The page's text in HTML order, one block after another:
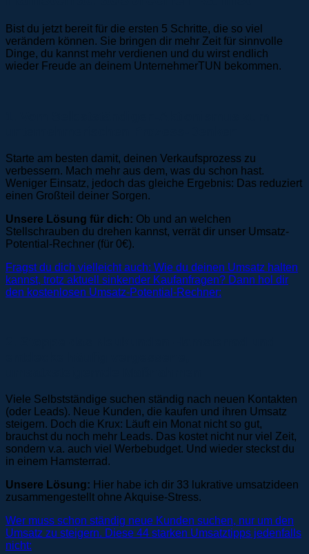
Bist du jetzt bereit für die ersten 5 Schritte, die so viel
verändern können. Sie bringen dir mehr Zeit für sinnvolle
Dinge, du kannst mehr verdienen und du wirst endlich
wieder Freude an deinem UnternehmerTUN bekommen.
Starte am besten damit, deinen Verkaufsprozess zu
verbessern. Mach mehr aus dem, was du schon hast.
Weniger Einsatz, jedoch das gleiche Ergebnis: Das reduziert
einen Großteil deiner Sorgen.
Unsere Lösung für dich: Ob und an welchen
Stellschrauben du drehen kannst, verrät dir unser Umsatz-
Potential-Rechner (für 0€).
Fragst du dich vielleicht auch: Wie du deinen Umsatz halten
kannst, trotz aktuell sinkender Kaufanfragen? Dann hol dir
den kostenlosen Umsatz-Potential-Rechner:
Viele Selbstständige suchen ständig nach neuen Kontakten
(oder Leads). Neue Kunden, die kaufen und ihren Umsatz
steigern. Doch die Krux: Läuft ein Monat nicht so gut,
brauchst du noch mehr Leads. Das kostet nicht nur viel Zeit,
sondern v.a. auch viel Werbebudget. Und wieder steckst du
in einem Hamsterrad.
Unsere Lösung: Hier habe ich dir 33 lukrative umsatzideen
zusammengestellt ohne Akquise-Stress.
Wer muss schon ständig neue Kunden suchen, nur um den
Umsatz zu steigern. Diese 44 starken Umsatztipps jedenfalls
nicht: